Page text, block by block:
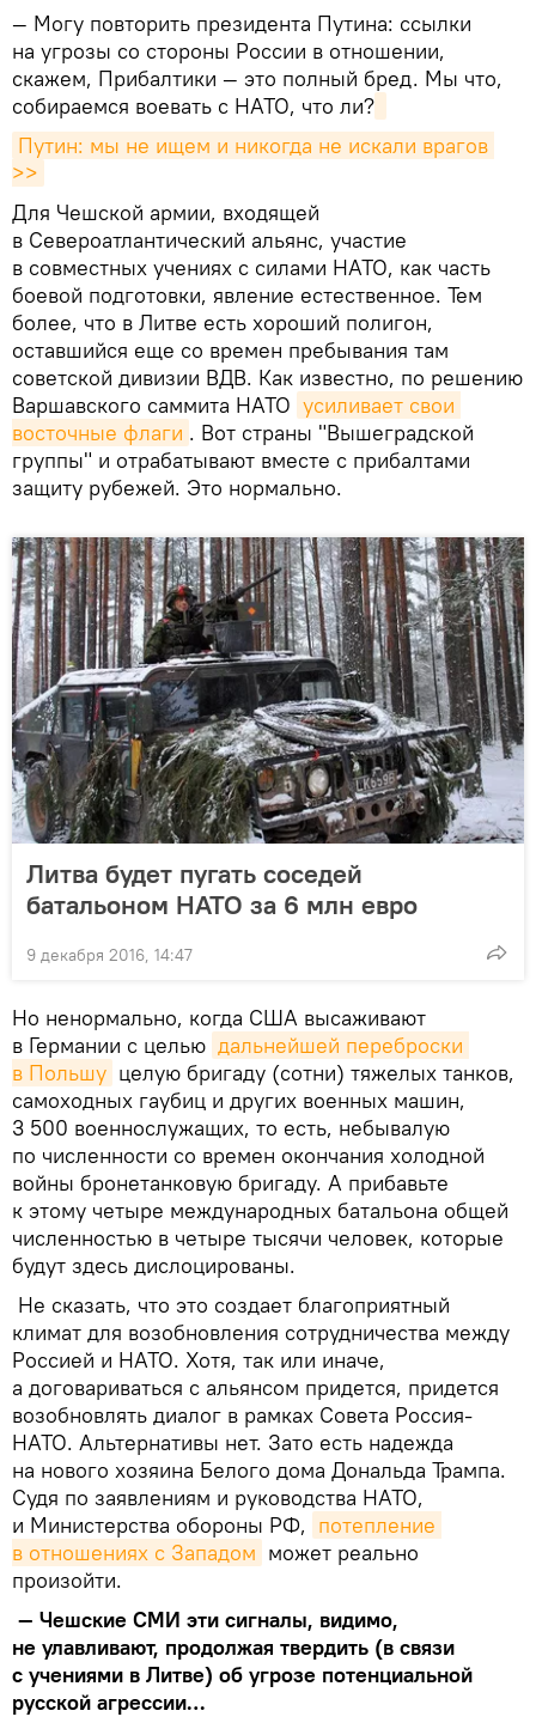
— Могу повторить президента Путина: ссылки
на угрозы со стороны России в отношении,
скажем, Прибалтики — это полный бред. Мы что,
собираемся воевать с НАТО, что ли?
Путин: мы не ищем и никогда не искали врагов
>>
Для Чешской армии, входящей
в Североатлантический альянс, участие
в совместных учениях с силами НАТО, как часть
боевой подготовки, явление естественное. Тем
более, что в Литве есть хороший полигон,
оставшийся еще со времен пребывания там
советской дивизии ВДВ. Как известно, по решению
Варшавского саммита НАТО усиливает свои
восточные флаги . Вот страны "Вышеградской
группы" и отрабатывают вместе с прибалтами
защиту рубежей. Это нормально.
Литва будет пугать соседей
батальоном НАТО за 6 млн евро
9 декабря 2016, 14:47
Но ненормально, когда США высаживают
в Германии с целью дальнейшей переброски
в Польшу целую бригаду (сотни) тяжелых танков,
самоходных гаубиц и других военных машин,
3 500 военнослужащих, то есть, небывалую
по численности со времен окончания холодной
войны бронетанковую бригаду. А прибавьте
к этому четыре международных батальона общей
численностью в четыре тысячи человек, которые
будут здесь дислоцированы.
Не сказать, что это создает благоприятный
климат для возобновления сотрудничества между
Россией и НАТО. Хотя, так или иначе,
а договариваться с альянсом придется, придется
возобновлять диалог в рамках Совета Россия-
НАТО. Альтернативы нет. Зато есть надежда
на нового хозяина Белого дома Дональда Трампа.
Судя по заявлениям и руководства НАТО,
и Министерства обороны РФ, потепление
в отношениях с Западом может реально
произойти.
— Чешские СМИ эти сигналы, видимо,
не улавливают, продолжая твердить (в связи
с учениями в Литве) об угрозе потенциальной
русской агрессии…